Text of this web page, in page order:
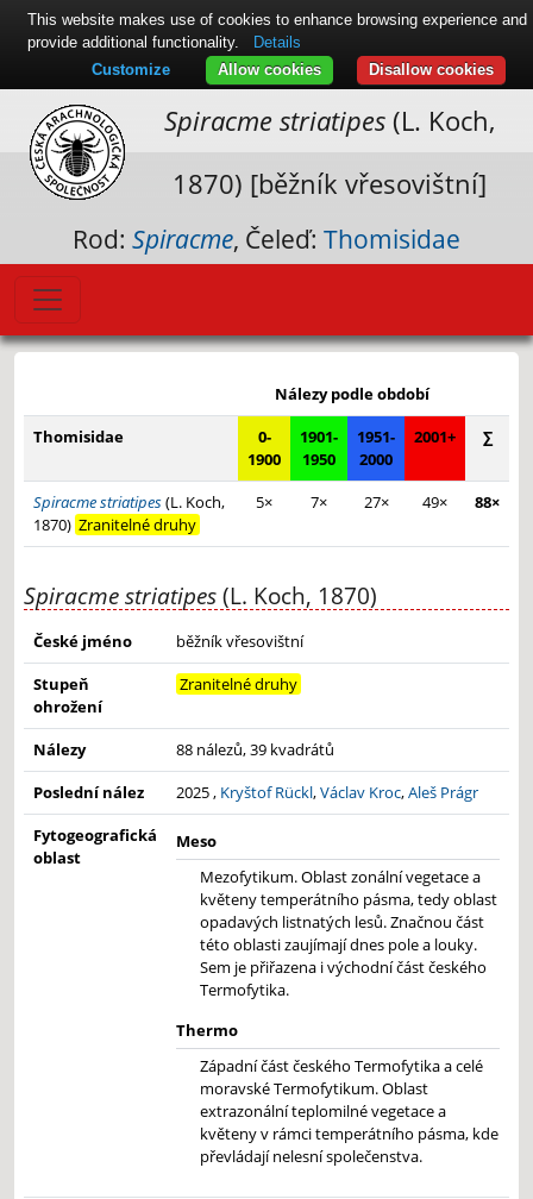
Spiracme striatipes(L. Koch,
1870) [běžník vřesovištní]
Rod: Spiracme, Čeleď: Thomisidae
−
Leaflet|© Seznam.cz a.s. a další
Nálezy podle období
Thomisidae
0-
1900
1901-
1950
1951-
2000
2001+ ∑
Spiracme striatipes(L. Koch,
1870) Zranitelné druhy
5× 7× 27× 49× 88×
Spiracme striatipes(L. Koch, 1870)
České jméno
běžník vřesovištní
Stupeň
ohrožení
Zranitelné druhy
Nálezy
88 nálezů, 39 kvadrátů
Poslední nález
2025 , Kryštof Rückl,Václav Kroc,Aleš Prágr
Fytogeografická
oblast
Meso
Mezofytikum. Oblast zonální vegetace a
květeny temperátního pásma, tedy oblast
opadavých listnatých lesů. Značnou část
této oblasti zaujímají dnes pole a louky.
Sem je přiřazena i východní část českého
Termofytika.
Thermo
Západní část českého Termofytika a celé
moravské Termofytikum. Oblast
extrazonální teplomilné vegetace a
květeny v rámci temperátního pásma, kde
převládají nelesní společenstva.
This website makes use of cookies to enhance browsing experience and
provide additional functionality.
Details
Disallow cookies
Allow cookies
Customize